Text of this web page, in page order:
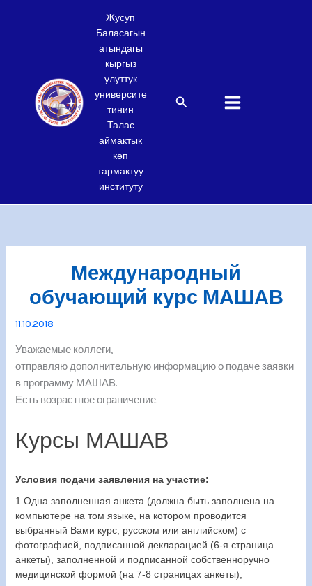
Жусуп
Баласагын
атындагы
кыргыз
улуттук
университе
тинин
Талас
аймактык
көп
тармактуу
институту
Search
Международный
обучающий курс МАШАВ
11.10.2018
Уважаемые коллеги,
отправляю дополнительную информацию о подаче заявки
в программу МАШАВ.
Есть возрастное ограничение.
Курсы МАШАВ
Условия подачи заявления на участие:
1.Одна заполненная анкета (должна быть заполнена на
компьютере на том языке, на котором проводится
выбранный Вами курс, русском или английском) с
фотографией, подписанной декларацией (6-я страница
анкеты), заполненной и подписанной собственноручно
медицинской формой (на 7-8 страницах анкеты);